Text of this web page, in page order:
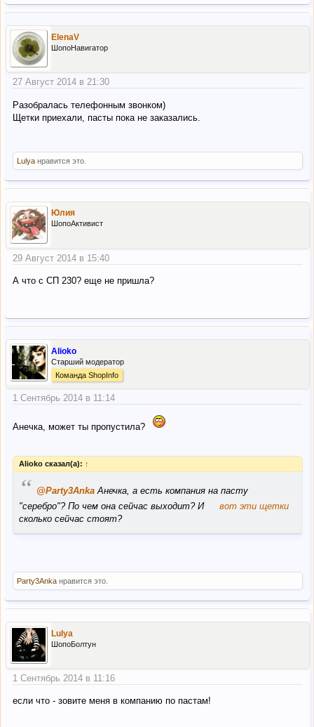
ElenaV
ШопоНавигатор
27 Август 2014 в 21:30
Разобралась телефонным звонком)
Щетки приехали, пасты пока не заказались.
Lulya нравится это.
Юлия
ШопоАктивист
29 Август 2014 в 15:40
А что с СП 230? еще не пришла?
Alioko
Старший модератор
Команда ShopInfo
1 Сентябрь 2014 в 11:14
Анечка, может ты пропустила?
Alioko сказал(а): ↑
“ @Party3Anka Анечка, а есть компания на пасту
"серебро"? По чем она сейчас выходит? И
вот эти щетки
сколько сейчас стоят?
Party3Anka нравится это.
Lulya
ШопоБолтун
1 Сентябрь 2014 в 11:16
если что - зовите меня в компанию по пастам!